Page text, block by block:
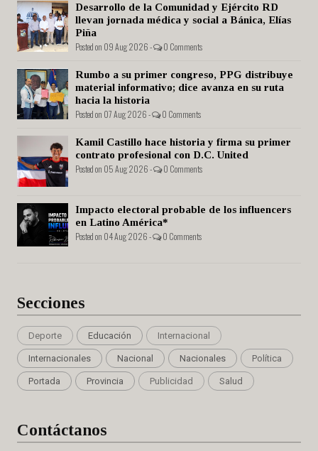
Desarrollo de la Comunidad y Ejército RD
llevan jornada médica y social a Bánica, Elías
Piña
Posted on 09 Aug 2026 - 0 Comments
Rumbo a su primer congreso, PPG distribuye
material informativo; dice avanza en su ruta
hacia la historia
Posted on 07 Aug 2026 - 0 Comments
Kamil Castillo hace historia y firma su primer
contrato profesional con D.C. United
Posted on 05 Aug 2026 - 0 Comments
Impacto electoral probable de los influencers
en Latino América*
Posted on 04 Aug 2026 - 0 Comments
Secciones
Deporte Educación Internacional
Internacionales Nacional Nacionales Política
Portada Provincia Publicidad Salud
Contáctanos